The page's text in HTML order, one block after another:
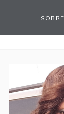
SOBRE